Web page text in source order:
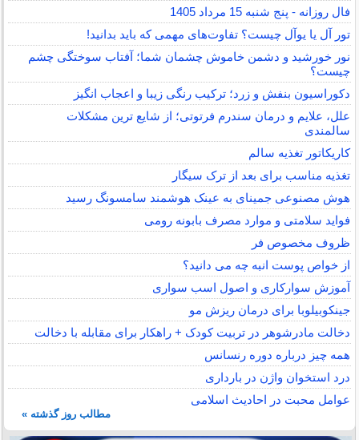
فال روزانه - پنج شنبه 15 مرداد 1405
تور آل یا یوآل چیست؟ تفاوت‌های مهمی که باید بدانید!
نور خورشید و دشمن خاموش چشمان شما؛ آفتاب سوختگی چشم
چیست؟
دکوراسیون بنفش و زرد؛ ترکیب رنگی زیبا و اعجاب انگیز
علل، علایم و درمان سندرم فرتوتی؛ از شایع ترین مشکلات
سالمندی
کاریکاتور تغذیه سالم
تغذیه مناسب برای بعد از ترک سیگار
هوش مصنوعی جمینای به عینک هوشمند سامسونگ رسید
فواید سلامتی و موارد مصرف بابونه رومی
ظروف مخصوص فر
از خواص پوست انبه چه می دانید؟
آموزش سوارکاری و اصول اسب سواری
جینکوبیلوبا برای درمان ریزش مو
دخالت مادرشوهر در تربیت کودک + راهکار برای مقابله با دخالت
همه چیز درباره دوره رنسانس
درد استخوان واژن در بارداری
عوامل محبت در احادیث اسلامى
مطالب روز گذشته »